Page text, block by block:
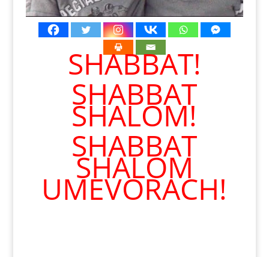
SHABBAT!
SHABBAT
SHALOM!
SHABBAT
SHALOM
UMEVORACH!